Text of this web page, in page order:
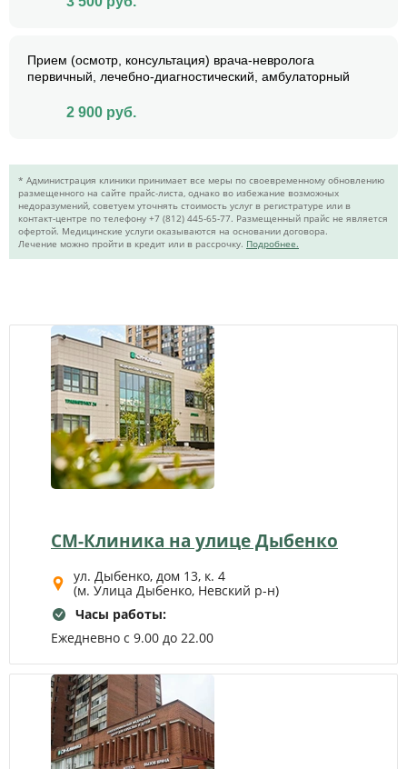
Прием (осмотр, консультация) врача-невролога
первичный, лечебно-диагностический, амбулаторный
2 900 руб.
* Администрация клиники принимает все меры по своевременному обновлению
размещенного на сайте прайс-листа, однако во избежание возможных
недоразумений, советуем уточнять стоимость услуг в регистратуре или в
контакт-центре по телефону +7 (812) 445-65-77. Размещенный прайс не является
офертой. Медицинские услуги оказываются на основании договора.
Лечение можно пройти в кредит или в рассрочку. Подробнее.
СМ-Клиника на улице Дыбенко
ул. Дыбенко, дом 13, к. 4
(м. Улица Дыбенко, Невский р-н)
Часы работы:
Ежедневно с 9.00 до 22.00